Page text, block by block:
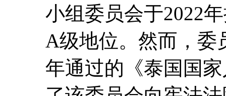
小组委员会于2022
A级地位。然而，委
年通过的《泰国国